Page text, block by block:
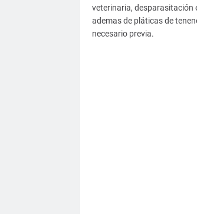
veterinaria, desparasitación
ademas de pláticas de
necesario previa.